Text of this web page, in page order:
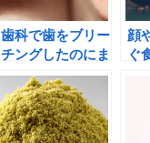
歯科で歯をブリー
チングしたのにま
た元通り黄色くな
ったのならコレ！
顔
ぐ